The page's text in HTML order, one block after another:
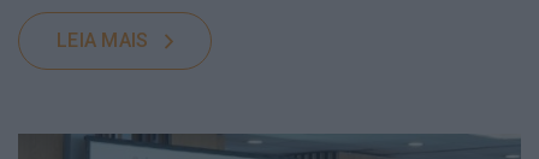
LEIA MAIS